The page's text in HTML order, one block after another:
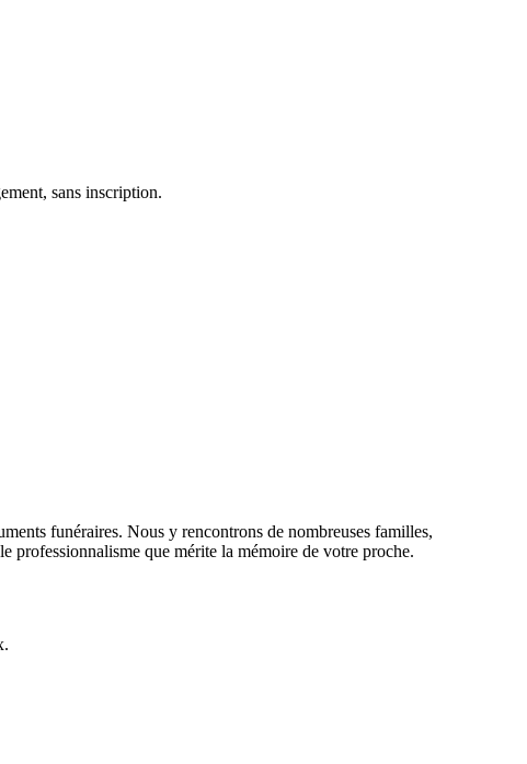
sans inscription.
funéraires. Nous y rencontrons de nombreuses familles,
professionnalisme que mérite la mémoire de votre proche.